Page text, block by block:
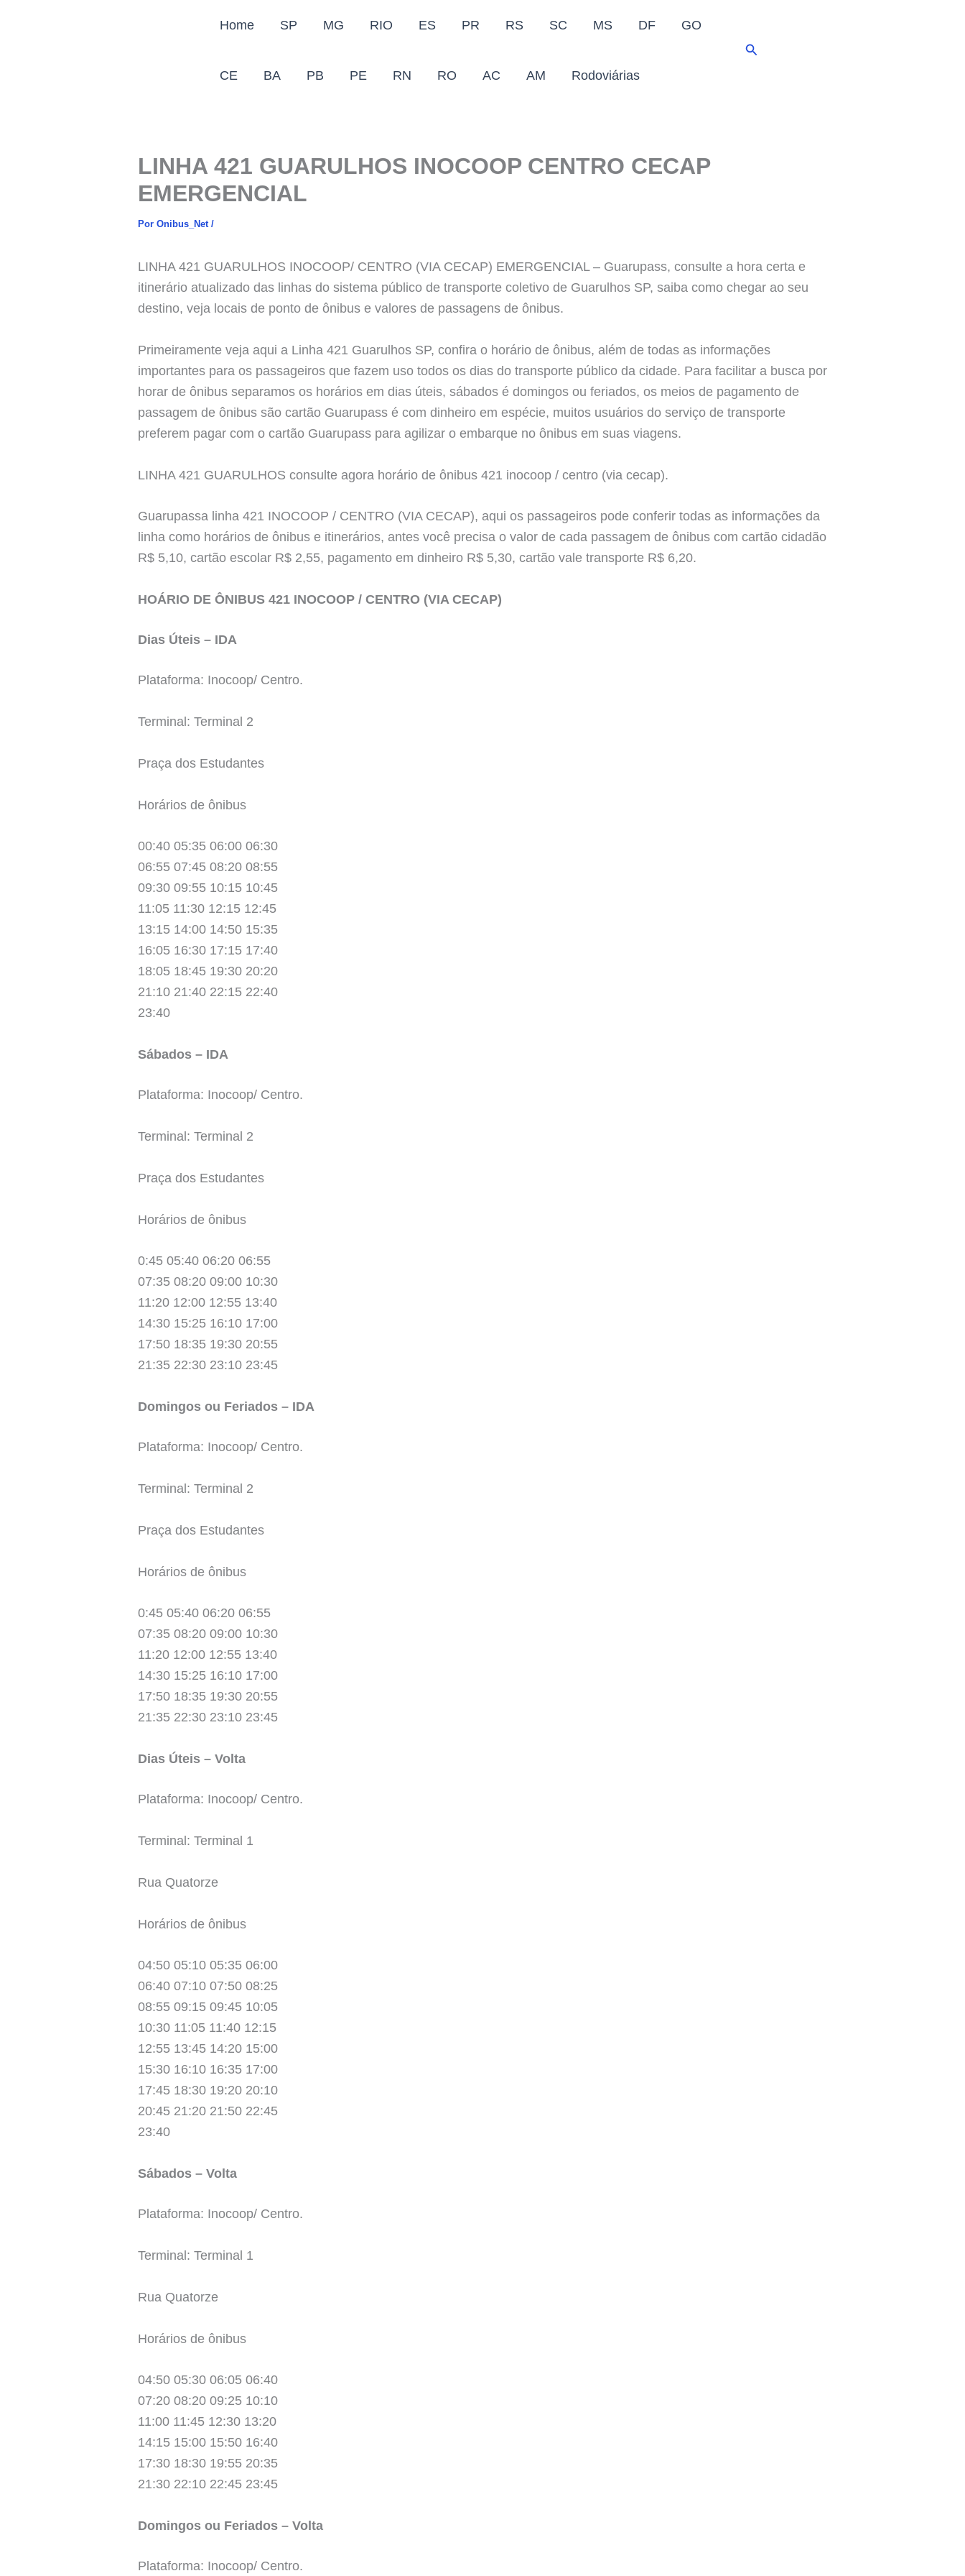
Home SP MG RIO ES PR RS SC MS DF GO
CE BA PB PE RN RO AC AM Rodoviárias
Pesquisar
LINHA 421 GUARULHOS INOCOOP CENTRO CECAP
EMERGENCIAL
Por Onibus_Net /
LINHA 421 GUARULHOS INOCOOP/ CENTRO (VIA CECAP) EMERGENCIAL – Guarupass, consulte a hora certa e
itinerário atualizado das linhas do sistema público de transporte coletivo de Guarulhos SP, saiba como chegar ao seu
destino, veja locais de ponto de ônibus e valores de passagens de ônibus.
Primeiramente veja aqui a Linha 421 Guarulhos SP, confira o horário de ônibus, além de todas as informações
importantes para os passageiros que fazem uso todos os dias do transporte público da cidade. Para facilitar a busca por
horar de ônibus separamos os horários em dias úteis, sábados é domingos ou feriados, os meios de pagamento de
passagem de ônibus são cartão Guarupass é com dinheiro em espécie, muitos usuários do serviço de transporte
preferem pagar com o cartão Guarupass para agilizar o embarque no ônibus em suas viagens.
LINHA 421 GUARULHOS consulte agora horário de ônibus 421 inocoop / centro (via cecap).
Guarupassa linha 421 INOCOOP / CENTRO (VIA CECAP), aqui os passageiros pode conferir todas as informações da
linha como horários de ônibus e itinerários, antes você precisa o valor de cada passagem de ônibus com cartão cidadão
R$ 5,10, cartão escolar R$ 2,55, pagamento em dinheiro R$ 5,30, cartão vale transporte R$ 6,20.
HOÁRIO DE ÔNIBUS 421 INOCOOP / CENTRO (VIA CECAP)
Dias Úteis – IDA
Plataforma: Inocoop/ Centro.
Terminal: Terminal 2
Praça dos Estudantes
Horários de ônibus
00:40 05:35 06:00 06:30
06:55 07:45 08:20 08:55
09:30 09:55 10:15 10:45
11:05 11:30 12:15 12:45
13:15 14:00 14:50 15:35
16:05 16:30 17:15 17:40
18:05 18:45 19:30 20:20
21:10 21:40 22:15 22:40
23:40
Sábados – IDA
Plataforma: Inocoop/ Centro.
Terminal: Terminal 2
Praça dos Estudantes
Horários de ônibus
0:45 05:40 06:20 06:55
07:35 08:20 09:00 10:30
11:20 12:00 12:55 13:40
14:30 15:25 16:10 17:00
17:50 18:35 19:30 20:55
21:35 22:30 23:10 23:45
Domingos ou Feriados – IDA
Plataforma: Inocoop/ Centro.
Terminal: Terminal 2
Praça dos Estudantes
Horários de ônibus
0:45 05:40 06:20 06:55
07:35 08:20 09:00 10:30
11:20 12:00 12:55 13:40
14:30 15:25 16:10 17:00
17:50 18:35 19:30 20:55
21:35 22:30 23:10 23:45
Dias Úteis – Volta
Plataforma: Inocoop/ Centro.
Terminal: Terminal 1
Rua Quatorze
Horários de ônibus
04:50 05:10 05:35 06:00
06:40 07:10 07:50 08:25
08:55 09:15 09:45 10:05
10:30 11:05 11:40 12:15
12:55 13:45 14:20 15:00
15:30 16:10 16:35 17:00
17:45 18:30 19:20 20:10
20:45 21:20 21:50 22:45
23:40
Sábados – Volta
Plataforma: Inocoop/ Centro.
Terminal: Terminal 1
Rua Quatorze
Horários de ônibus
04:50 05:30 06:05 06:40
07:20 08:20 09:25 10:10
11:00 11:45 12:30 13:20
14:15 15:00 15:50 16:40
17:30 18:30 19:55 20:35
21:30 22:10 22:45 23:45
Domingos ou Feriados – Volta
Plataforma: Inocoop/ Centro.